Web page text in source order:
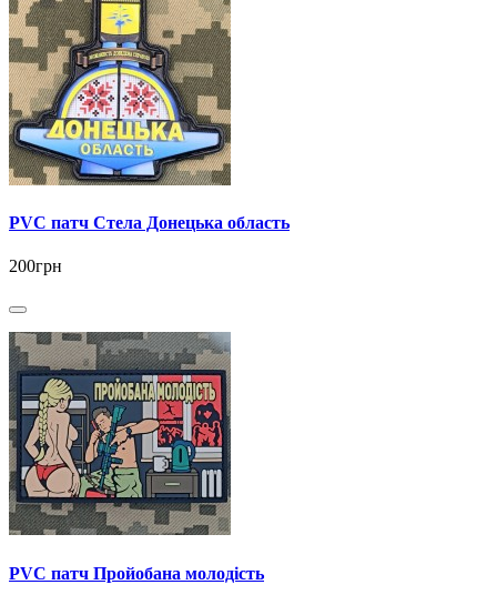
PVC патч Стела Донецька область
200грн
PVC патч Пройобана молодість